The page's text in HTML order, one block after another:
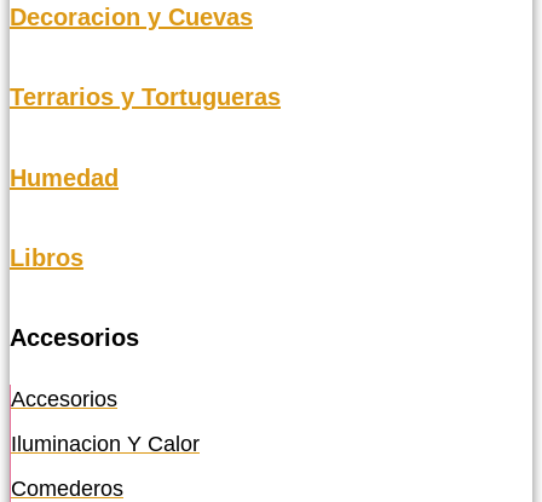
Decoracion y Cuevas
Terrarios y Tortugueras
Humedad
Libros
Accesorios
Accesorios
Iluminacion Y Calor
Comederos